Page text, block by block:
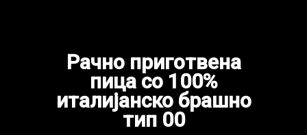
Рачно приготвена
пица со 100%
италијанско брашно
тип 00